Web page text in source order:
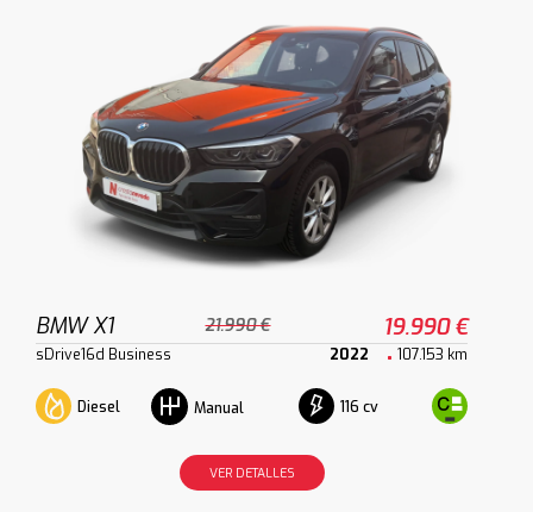
BMW X1 21.990 € 19.990 €
sDrive16d Business 2022 107.153 km
Diesel Manual 116 cv
VER DETALLES